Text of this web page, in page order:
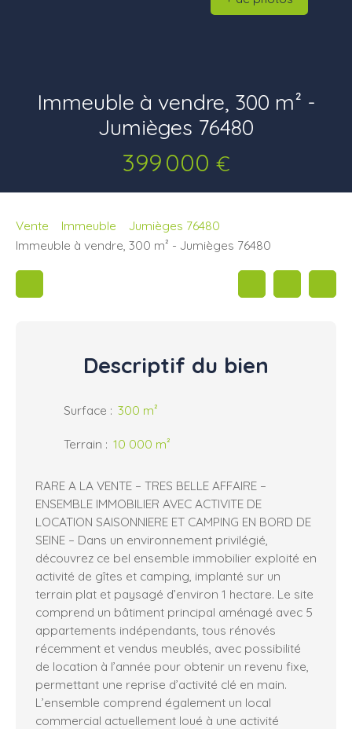
Immeuble à vendre, 300 m² -
Jumièges 76480
399 000 €
Vente Immeuble
Jumièges 76480
Immeuble à vendre, 300 m² - Jumièges 76480
Descriptif du bien
Surface : 300 m²
Terrain : 10 000 m²
RARE A LA VENTE – TRES BELLE AFFAIRE –
ENSEMBLE IMMOBILIER AVEC ACTIVITE DE
LOCATION SAISONNIERE ET CAMPING EN BORD DE
SEINE – Dans un environnement privilégié,
découvrez ce bel ensemble immobilier exploité en
activité de gîtes et camping, implanté sur un
terrain plat et paysagé d’environ 1 hectare. Le site
comprend un bâtiment principal aménagé avec 5
appartements indépendants, tous rénovés
récemment et vendus meublés, avec possibilité
de location à l’année pour obtenir un revenu fixe,
permettant une reprise d’activité clé en main.
L’ensemble comprend également un local
commercial actuellement loué à une activité